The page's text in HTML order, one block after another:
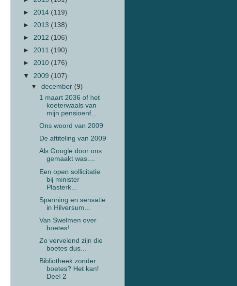
► 2014 (119)
► 2013 (138)
► 2012 (106)
► 2011 (190)
► 2010 (176)
▼ 2009 (107)
▼december (9)
1 maart 2036 of het
koeterwaals van
mijn pensioenf...
Ons woord van 2009
De aftiteling van 2009
Als Google door ons
gemaakt was....
Een open sollicitatie
bij minister
Plasterk...
Spanning en sensatie
in Hilversum...
Van Swelmen over
boetes!
Zo vervelend zijn die
boetes dus...
Bibliotheek zonder
boetes? Het kan!
Deel 2